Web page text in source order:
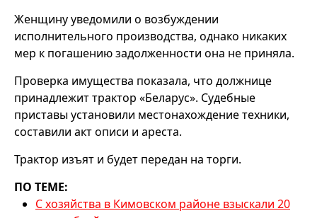
Женщину уведомили о возбуждении
исполнительного производства, однако никаких
мер к погашению задолженности она не приняла.
Проверка имущества показала, что должнице
принадлежит трактор «Беларус». Судебные
приставы установили местонахождение техники,
составили акт описи и ареста.
Трактор изъят и будет передан на торги.
ПО ТЕМЕ:
С хозяйства в Кимовском районе взыскали 20